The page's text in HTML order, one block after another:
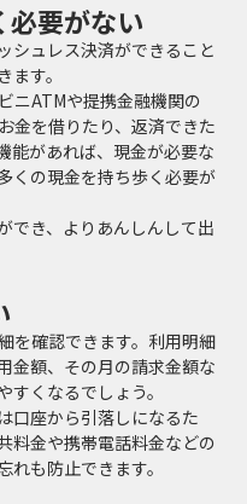
必要がない
シュレス決済ができること
す。
ニATMや提携金融機関の
金を借りたり、返済できた
能があれば、現金が必要な
くの現金を持ち歩く必要が
でき、よりあんしんして出
を確認できます。利用明細
金額、その月の請求金額な
くなるでしょう。
口座から引落しになるた
料金や携帯電話料金などの
も防止できます。